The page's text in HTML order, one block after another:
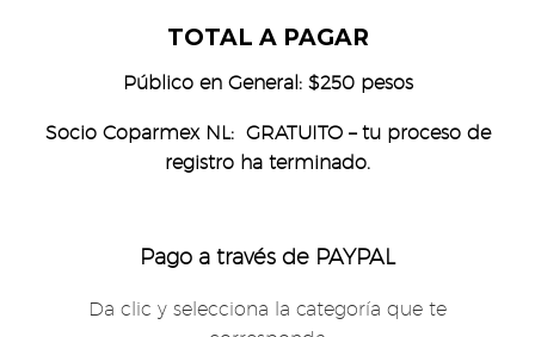
TOTAL A PAGAR
Público en General: $250 pesos
Socio Coparmex NL: GRATUITO – tu proceso de
registro ha terminado.
Pago a través de PAYPAL
Da clic y selecciona la categoría que te